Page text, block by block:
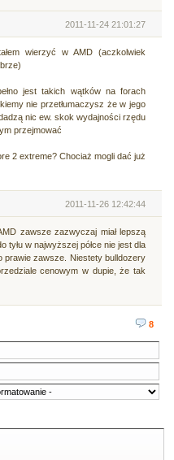
2011-11-24 21:01:27
wierzyć w AMD (aczkolwiek
jest takich wątków na forach
nie przetłumaczysz że w jego
nic ew. skok wydajności rzędu
przejmować
2 extreme? Chociaż mogli dać już
2011-11-26 12:42:44
zawsze zazwyczaj miał lepszą
tyłu w najwyższej półce nie jest dla
prawie zawsze. Niestety bulldozery
cenowym w dupie, że tak
8